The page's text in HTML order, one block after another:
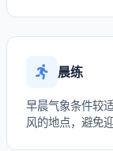
晨练
早晨气象条件较
风的地点，避免